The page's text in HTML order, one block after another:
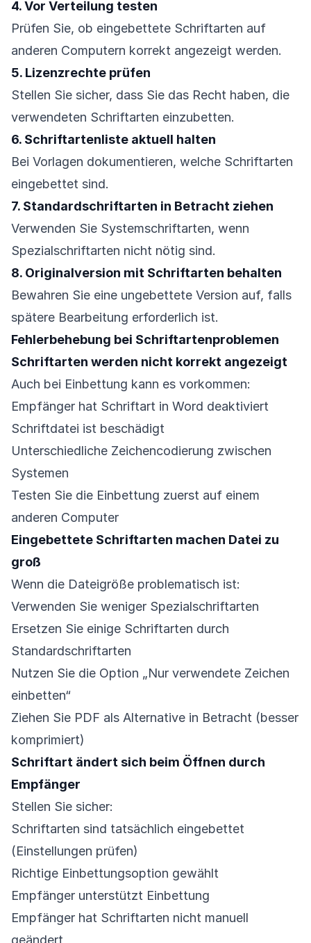
4. Vor Verteilung testen
Prüfen Sie, ob eingebettete Schriftarten auf
anderen Computern korrekt angezeigt werden.
5. Lizenzrechte prüfen
Stellen Sie sicher, dass Sie das Recht haben, die
verwendeten Schriftarten einzubetten.
6. Schriftartenliste aktuell halten
Bei Vorlagen dokumentieren, welche Schriftarten
eingebettet sind.
7. Standardschriftarten in Betracht ziehen
Verwenden Sie Systemschriftarten, wenn
Spezialschriftarten nicht nötig sind.
8. Originalversion mit Schriftarten behalten
Bewahren Sie eine ungebettete Version auf, falls
spätere Bearbeitung erforderlich ist.
Fehlerbehebung bei Schriftartenproblemen
Schriftarten werden nicht korrekt angezeigt
Auch bei Einbettung kann es vorkommen:
Empfänger hat Schriftart in Word deaktiviert
Schriftdatei ist beschädigt
Unterschiedliche Zeichencodierung zwischen
Systemen
Testen Sie die Einbettung zuerst auf einem
anderen Computer
Eingebettete Schriftarten machen Datei zu
groß
Wenn die Dateigröße problematisch ist:
Verwenden Sie weniger Spezialschriftarten
Ersetzen Sie einige Schriftarten durch
Standardschriftarten
Nutzen Sie die Option „Nur verwendete Zeichen
einbetten“
Ziehen Sie PDF als Alternative in Betracht (besser
komprimiert)
Schriftart ändert sich beim Öffnen durch
Empfänger
Stellen Sie sicher:
Schriftarten sind tatsächlich eingebettet
(Einstellungen prüfen)
Richtige Einbettungsoption gewählt
Empfänger unterstützt Einbettung
Empfänger hat Schriftarten nicht manuell
geändert